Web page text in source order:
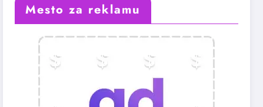
Mesto za reklamu